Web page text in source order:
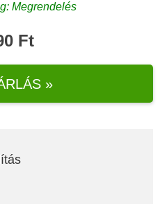
Megrendelés
Ft
»